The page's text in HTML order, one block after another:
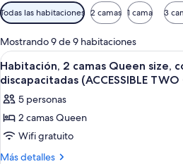
Filtros
disponibles
para
las
habitaciones
Todas las habitaciones 2 camas 1 cama 3
Mostrando 9 de 9 habitaciones
Abrir
todas
las
fotos
de
Habitación,
2
6
Habitación, 2 camas Queen size,
discapacitadas (ACCESSIBLE
5 personas
2 camas Queen
Wifi gratuito
Más detalles
Más